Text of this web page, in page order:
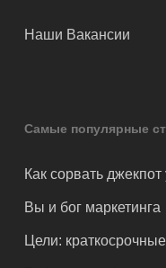
Наши Вакансии
Самые популярные
Как сорвать
Вы и бог маркетинга
Цели: